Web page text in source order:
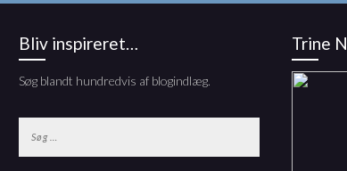
Bliv inspireret…
Søg blandt hundredvis af blogindlæg.
efter:
Trine